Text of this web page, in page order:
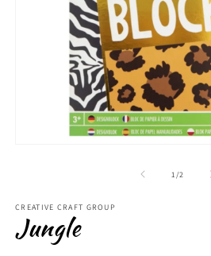
1/von
2
CREATIVE CRAFT GROUP
Jungle